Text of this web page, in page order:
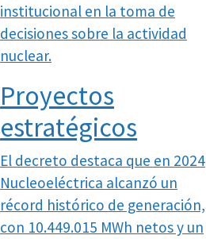
institucional en la toma de
decisiones sobre la actividad
nuclear.
Proyectos
estratégicos
El decreto destaca que en 2024
Nucleoeléctrica alcanzó un
récord histórico de generación,
con 10.449.015 MWh netos y un